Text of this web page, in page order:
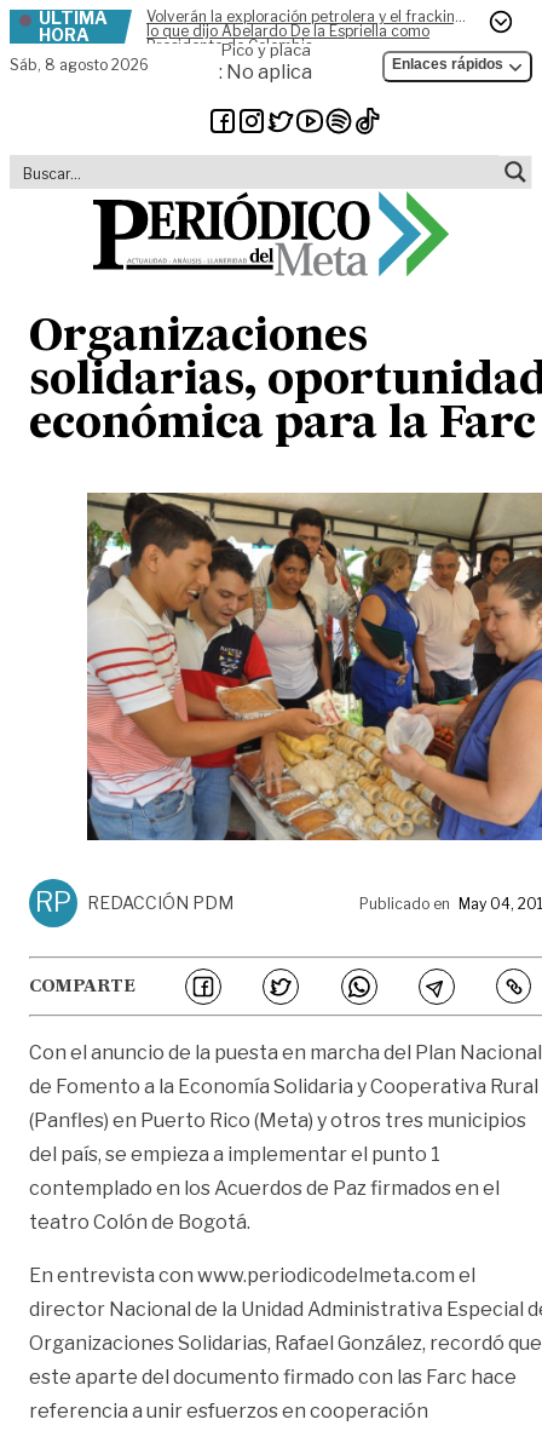
Skip to content
ÚLTIMA
HORA
Volverán la exploración petrolera y el fracking,
lo que dijo Abelardo De la Espriella como
Presidente de Colombia
Sáb, 8 agosto 2026
Pico y placa
: No aplica Enlaces rápidos
Organizaciones
solidarias,
económica para la Farc
RP REDACCIÓN PDM Publicado en May 04,
COMPARTE
Con el anuncio de la puesta en marcha del Plan Nacional
de Fomento a la Economía Solidaria y Cooperativa Rural
(Panfles) en Puerto Rico (Meta) y otros tres municipios
del país, se empieza a implementar el punto 1
contemplado en los Acuerdos de Paz firmados en el
teatro Colón de Bogotá.
En entrevista con www.periodicodelmeta.com el
director Nacional de la Unidad Administrativa Especial
Organizaciones Solidarias, Rafael González, recordó que
este aparte del documento firmado con las Farc hace
referencia a unir esfuerzos en cooperación